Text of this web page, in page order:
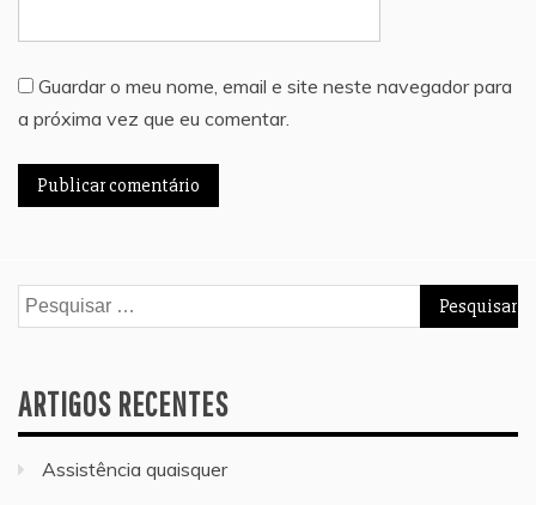
Guardar o meu nome, email e site neste navegador para
a próxima vez que eu comentar.
Pesquisar
por:
ARTIGOS RECENTES
Assistência quaisquer